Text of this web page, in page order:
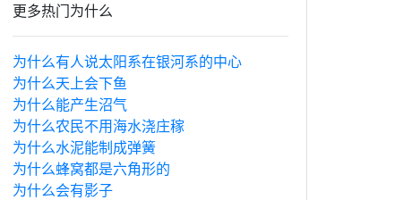
更多热门为什么
为什么有人说太阳系在银河系的中心
为什么天上会下鱼
为什么能产生沼气
为什么农民不用海水浇庄稼
为什么水泥能制成弹簧
为什么蜂窝都是六角形的
为什么会有影子